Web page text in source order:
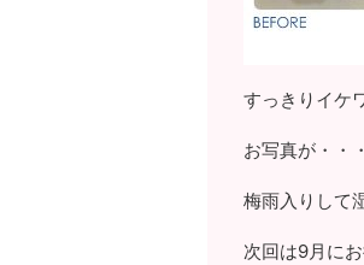
すっきりイケ
お写真が・・
梅雨入りして
次回は9月に